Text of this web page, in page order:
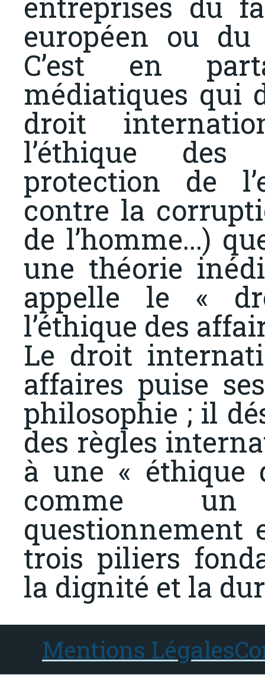
européen ou
C’est en
médiatiques qui
droit
l’éthique des
protection de
contre la
de l’homme...)
une théorie
appelle le «
l’éthique des
Le droit
affaires puise
philosophie ; il
des règles
à une « éthique
comme
questionnement
trois piliers
la dignité et la
Mentions Légales